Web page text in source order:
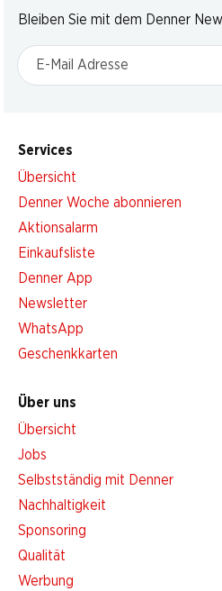
Bleiben Sie mit dem Denner
E-Mail Adresse
Services
Übersicht
Denner Woche abonnieren
Aktionsalarm
Einkaufsliste
Denner App
Newsletter
WhatsApp
Geschenkkarten
Über uns
Übersicht
Jobs
Selbstständig mit Denner
Nachhaltigkeit
Sponsoring
Qualität
Werbung